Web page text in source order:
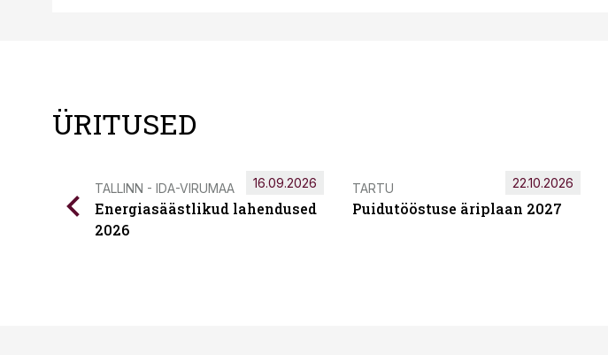
ÜRITUSED
TALLINN - IDA-VIRUMAA
Energiasäästlikud lahendused
2026
16.09.2026 TARTU
Puidutööstuse äriplaan 2027
22.10.2026